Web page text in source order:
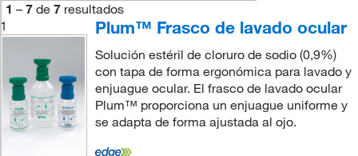
1 – 7 de 7 resultados
1
Plum™ Frasco de lavado ocular
Solución estéril de cloruro de sodio (0,9%)
con tapa de forma ergonómica para lavado y
enjuague ocular. El frasco de lavado ocular
Plum™ proporciona un enjuague uniforme y
se adapta de forma ajustada al ojo.